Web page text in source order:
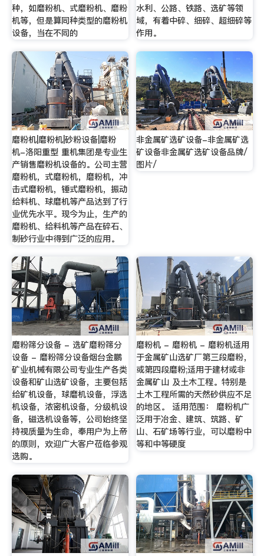
种，如磨粉机、式磨粉机、磨粉
机等，但是算同种类型的磨粉机
设备，当在不同的
水利、公路、铁路、选矿等领
域，有着中碎、细碎、超细碎等
作用。
磨粉机|磨粉机|砂粉设备|磨粉
机-洛阳重型 重机集团是专业生
产销售磨粉机设备的。公司主营
磨粉机，式磨粉机，磨粉机，冲
击式磨粉机，锤式磨粉机，振动
给料机、球磨机等产品达到了行
业优先水平。现今为止，生产的
磨粉机、给料机等产品在碎石、
制砂行业中得到广泛的应用。
非金属矿选矿设备-非金属矿选
矿设备非金属矿选矿设备品牌/
图片/
磨粉筛分设备 - 选矿磨粉筛分
设备 - 磨粉筛分设备烟台金鹏
矿业机械有限公司专业生产各类
设备和矿山选矿设备，主要包括
给矿机设备，球磨机设备，浮选
机设备，浓密机设备，分级机设
备，磁选机设备等，公司始终坚
持视质量为生命，奉用户为上帝
的原则，欢迎广大客户莅临参观
选购。
磨粉机 - 磨粉机 - 磨粉机适用
于金属矿山选矿厂第三段磨粉，
或第四段磨粉;适用于建材或非
金属矿山 及土木工程。特别是
土木工程所需的天然砂供应不足
的地区。 适用范围： 磨粉机广
泛用于冶金、建筑、筑路、矿
山、石矿场等行业，可以磨粉中
等和中等硬度